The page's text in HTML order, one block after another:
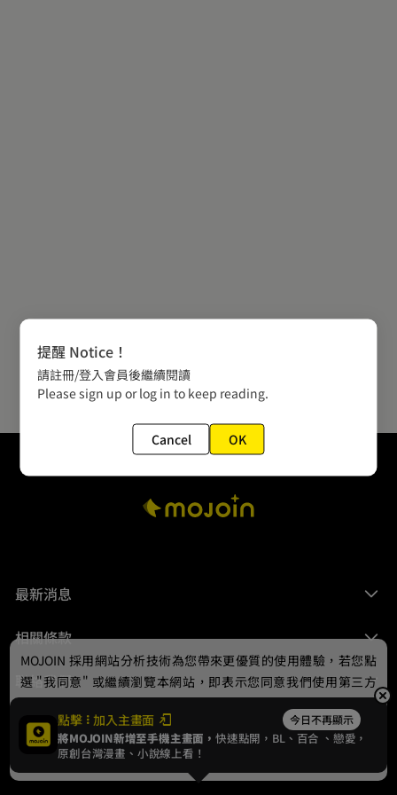
最新消息
相關條款
聯絡我們
© 2024 gamania Digital Entertainment Co., Ltd.
點擊 加入主畫面 今日不再顯示
將MOJOIN新增至手機主畫面，快速點開，BL、 百合 、戀愛，
原創台灣漫畫、小說線上看！
MOJOIN 採用網站分析技術為您帶來更優質的使用體驗，若您點
選 "我同意" 或繼續瀏覽本網站，即表示您同意我們使用第三方
Cookie，欲瞭解更多資訊請見隱私權政策。
我同意
提醒 Notice！
請註冊/登入會員後繼續閱讀
Please sign up or log in to keep reading.
Cancel OK